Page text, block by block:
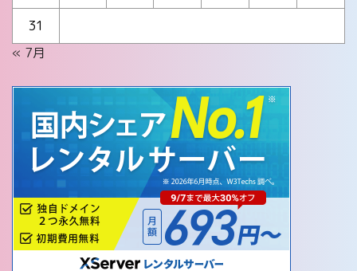
31
« 7月